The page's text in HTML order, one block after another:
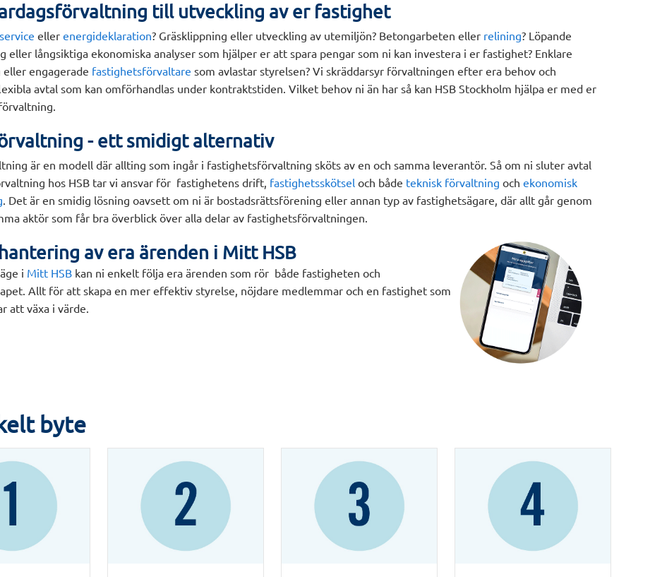
till utveckling av er fastighet
eller energideklaration? Gräsklippning eller utveckling av utemiljön? Betongarbeten eller relining? Löpande
eller långsiktiga ekonomiska analyser som hjälper er att spara pengar som ni kan investera i er fastighet? Enklare
eller engagerade fastighetsförvaltare som avlastar styrelsen? Vi skräddarsyr förvaltningen efter era behov och
avtal som kan omförhandlas under kontraktstiden. Vilket behov ni än har så kan HSB Stockholm hjälpa er med er
- ett smidigt alternativ
är en modell där allting som ingår i fastighetsförvaltning sköts av en och samma leverantör. Så om ni sluter avtal
hos HSB tar vi ansvar för fastighetens drift, fastighetsskötsel och både teknisk förvaltning och ekonomisk
. Det är en smidig lösning oavsett om ni är bostadsrättsförening eller annan typ av fastighetsägare, där allt går genom
aktör som får bra överblick över alla delar av fastighetsförvaltningen.
av era ärenden i Mitt HSB
i Mitt HSB kan ni enkelt följa era ärenden som rör både fastigheten och
Allt för att skapa en mer effektiv styrelse, nöjdare medlemmar och en fastighet som
att växa i värde.
byte